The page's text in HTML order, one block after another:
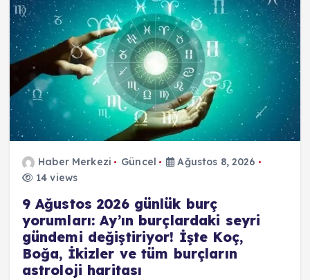
Haber Merkezi Güncel
Ağustos 8, 2026
14 views
9 Ağustos 2026 günlük burç
yorumları: Ay’ın burçlardaki seyri
gündemi değiştiriyor! İşte Koç,
Boğa, İkizler ve tüm burçların
astroloji haritası